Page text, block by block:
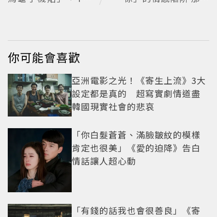
戒？
你可能會喜歡
亞洲電影之光！《寄生上流》3大
設定都是真的 超寫實劇情道盡
韓國現實社會的悲哀
「你白髮蒼蒼、滿臉皺紋的模樣
肯定也很美」《愛的迫降》告白
情話讓人超心動
「有錢的話我也會很善良」《寄